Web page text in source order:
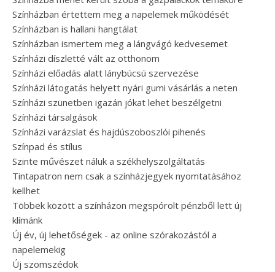
Színházban értettem meg a napelemek működését
Színházban is hallani hangtálat
Színházban ismertem meg a lángvágó kedvesemet
Színházi díszletté vált az otthonom
Színházi előadás alatt lánybúcsú szervezése
Színházi látogatás helyett nyári gumi vásárlás a neten
Színházi szünetben igazán jókat lehet beszélgetni
Színházi társalgások
Színházi varázslat és hajdúszoboszlói pihenés
Színpad és stílus
Szinte művészet náluk a székhelyszolgáltatás
Tintapatron nem csak a színházjegyek nyomtatásához
kellhet
Többek között a színházon megspórolt pénzből lett új
klímánk
Új év, új lehetőségek - az online szórakozástól a
napelemekig
Új szomszédok